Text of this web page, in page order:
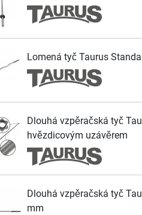
Lomená tyč Taurus
Dlouhá vzpěračská tyč
hvězdicovým uzávěrem
Dlouhá vzpěračská tyč
mm